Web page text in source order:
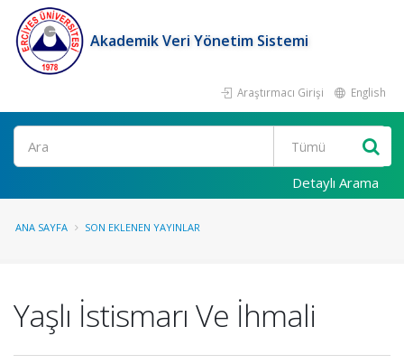
Akademik Veri Yönetim Sistemi
Araştırmacı Girişi English
Ara
Detaylı Arama
ANA SAYFA SON EKLENEN YAYINLAR
Yaşlı İstismarı Ve İhmali